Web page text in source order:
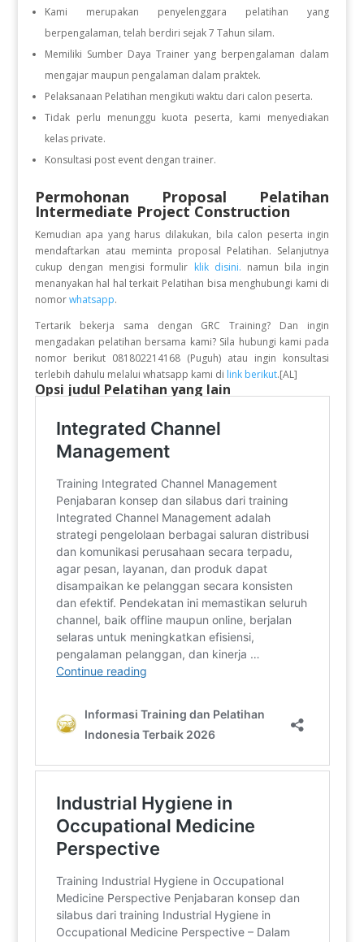
Kami merupakan penyelenggara pelatihan yang
berpengalaman, telah berdiri sejak 7 Tahun silam.
Memiliki Sumber Daya Trainer yang berpengalaman dalam
mengajar maupun pengalaman dalam praktek.
Pelaksanaan Pelatihan mengikuti waktu dari calon peserta.
Tidak perlu menunggu kuota peserta, kami menyediakan
kelas private.
Konsultasi post event dengan trainer.
Permohonan Proposal Pelatihan
Intermediate Project Construction
Kemudian apa yang harus dilakukan, bila calon peserta ingin
mendaftarkan atau meminta proposal Pelatihan. Selanjutnya
cukup dengan mengisi formulir klik disini. namun bila ingin
menanyakan hal hal terkait Pelatihan bisa menghubungi kami di
nomor whatsapp.
Tertarik bekerja sama dengan GRC Training? Dan ingin
mengadakan pelatihan bersama kami? Sila hubungi kami pada
nomor berikut 081802214168 (Puguh) atau ingin konsultasi
terlebih dahulu melalui whatsapp kami di link berikut.[AL]
Opsi judul Pelatihan yang lain